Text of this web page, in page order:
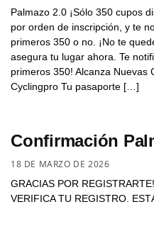
Palmazo 2.0 ¡Sólo 350 cupos
por orden de inscripción, y te
primeros 350 o no. ¡No te
asegura tu lugar ahora. Te
primeros 350! Alcanza Nuevas
Cyclingpro Tu pasaporte […]
Confirmación
18 DE MARZO DE 2026
GRACIAS POR
VERIFICA TU REGISTRO.